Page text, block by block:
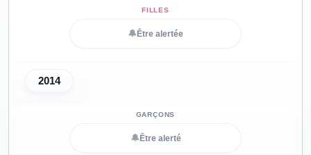
🔔 Être alertée
2014
🔔 Être alerté